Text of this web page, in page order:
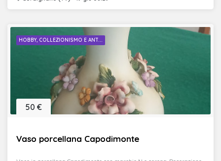
HOBBY, COLLEZIONISMO E ANT...
Vaso porcellana Capodimonte
50 €